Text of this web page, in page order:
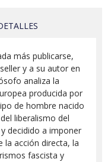
más publicarse,
y a su autor en
analiza la
producida por
de hombre nacido
liberalismo del
decidido a imponer
la acción directa, la
fascista y